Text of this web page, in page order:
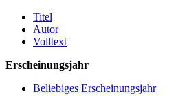
Titel
Autor
Volltext
Erscheinungsjahr
Beliebiges Erscheinungsjahr